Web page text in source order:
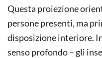
Questa proiezione
persone presenti, ma
disposizione interiore.
senso profondo – gli